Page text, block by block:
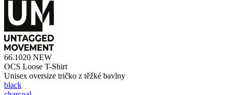
66.1020 NEW
OCS Loose T-Shirt
Unisex oversize tričko z těžké bavlny
black